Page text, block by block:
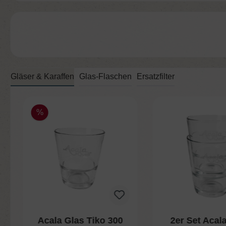
Gläser & Karaffen Glas-Flaschen Ersatzfilter
%
Acala Glas Tiko 300
2er Set